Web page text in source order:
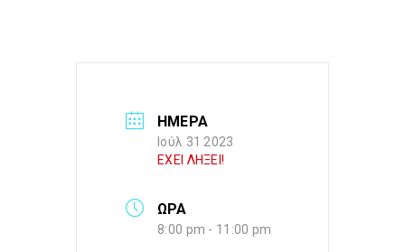
ΗΜΕΡΑ
Ιούλ 31 2023
ΕΧΕΙ ΛΗΞΕΙ!
ΩΡΑ
8:00 pm - 11:00 pm